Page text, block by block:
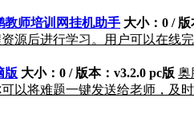
教师培训网挂机助手 大小：0 /
源后进行学习。用户可以在线
版 大小：0 / 版本：v3.2.0 pc版 奥
以将难题一键发送给老师，及